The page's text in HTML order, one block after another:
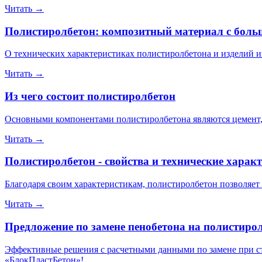
Читать →
Полистиролбетон: композитный материал с
О технических характеристиках полистиролбетона и
Читать →
Из чего состоит полистиролбетон
Основными компонентами полистиролбетона являются
Читать →
Полистиролбетон - свойства и технические
Благодаря своим характеристикам, полистиролбетон
Читать →
Предложение по замене пенобетона на
Эффективные решения с расчетными данными по замене при
«БлокПластБетон»!